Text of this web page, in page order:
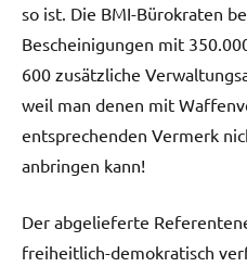
so ist. Die BMI-Bürokraten
Bescheinigungen mit
600 zusätzliche
weil man denen mit
entsprechenden Vermerk
anbringen kann!
Der abgelieferte
freiheitlich-demokratisch